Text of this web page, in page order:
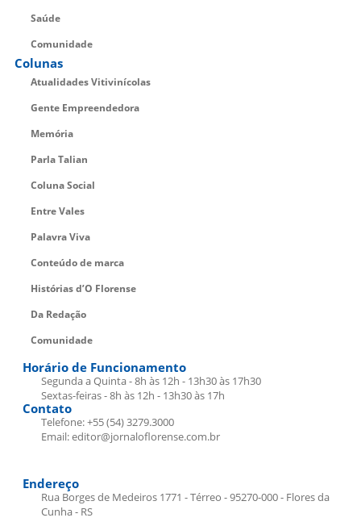
Saúde
Comunidade
Colunas
Atualidades Vitivinícolas
Gente Empreendedora
Memória
Parla Talian
Coluna Social
Entre Vales
Palavra Viva
Conteúdo de marca
Histórias d’O Florense
Da Redação
Comunidade
Horário de Funcionamento
Segunda a Quinta - 8h às 12h - 13h30 às 17h30
Sextas-feiras - 8h às 12h - 13h30 às 17h
Contato
Telefone: +55 (54) 3279.3000
Email: editor@jornaloflorense.com.br
Endereço
Rua Borges de Medeiros 1771 - Térreo - 95270-000 - Flores da
Cunha - RS